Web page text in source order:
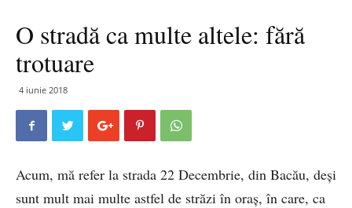
vorbește
O stradă ca multe altele: fără
trotuare
4 iunie 2018
Acum, mă refer la strada 22 Decembrie, din Bacău, deși
sunt mult mai multe astfel de străzi în oraș, în care, ca